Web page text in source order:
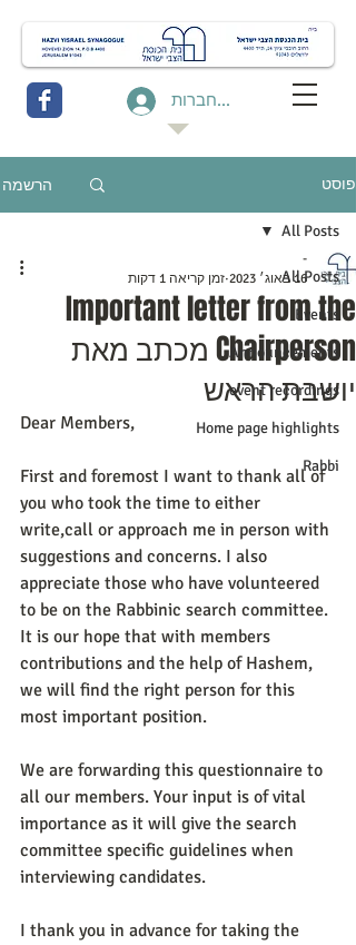
להתחברות
פוסט הרשמה
All Posts
Events
Announcements
event recordings
Home page highlights
Rabbi
All Posts
Important letter from the
Chairperson מכתב מאת
יושבת הראש
-
16 באוג׳ 2023
זמן קריאה 1 דקות
Dear Members,
First and foremost I want to thank all of
you who took the time to either
write,call or approach me in person with
suggestions and concerns. I also
appreciate those who have volunteered
to be on the Rabbinic search committee.
It is our hope that with members
contributions and the help of Hashem,
we will find the right person for this
most important position.
We are forwarding this questionnaire to
all our members. Your input is of vital
importance as it will give the search
committee specific guidelines when
interviewing candidates.
I thank you in advance for taking the